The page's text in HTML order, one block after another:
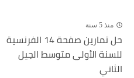
منذ 5 سنة
حل تمارين صفحة 14 الفرنسية
للسنة الأولى متوسط الجيل
الثاني